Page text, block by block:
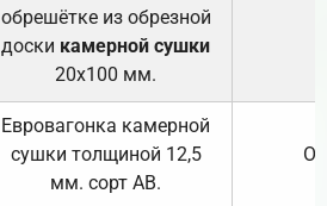
обрешётке из обрезной
доски камерной сушки
20х100 мм.
Евровагонка камерной
сушки толщиной 12,5
мм. сорт АВ.